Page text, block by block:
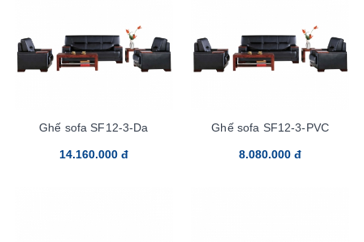
Ghế sofa SF12-3-Da
14.160.000 đ
Ghế sofa SF12-3-PVC
8.080.000 đ